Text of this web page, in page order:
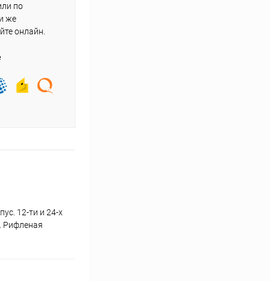
по
же
онлайн.
12-ти и 24-х
Рифленая